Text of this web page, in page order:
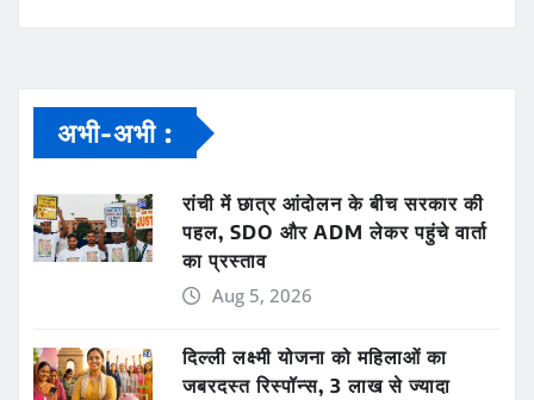
अभी-अभी :
रांची में छात्र आंदोलन के बीच सरकार की
पहल, SDO और ADM लेकर पहुंचे वार्ता
का प्रस्ताव
Aug 5, 2026
दिल्ली लक्ष्मी योजना को महिलाओं का
जबरदस्त रिस्पॉन्स, 3 लाख से ज्यादा